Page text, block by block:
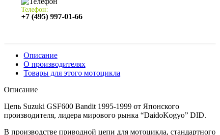
Телефон:
+7 (495) 997-01-66
Описание
О производителях
Товары для этого мотоцикла
Описание
Цепь Suzuki GSF600 Bandit 1995-1999 от Японского
производителя, лидера мирового рынка “DaidoKogyo” DID.
В производстве приводной цепи для мотоцикла, стандартного